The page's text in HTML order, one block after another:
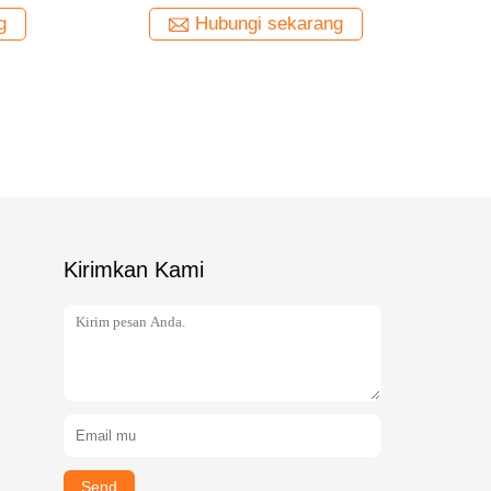
Hubungi sekarang
Kirimkan Kami
Send